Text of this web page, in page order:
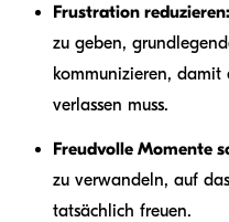
Frustration reduzieren:
zu geben,
kommunizieren,
verlassen muss.
Freudvolle Momente
zu verwandeln, auf
tatsächlich freuen.